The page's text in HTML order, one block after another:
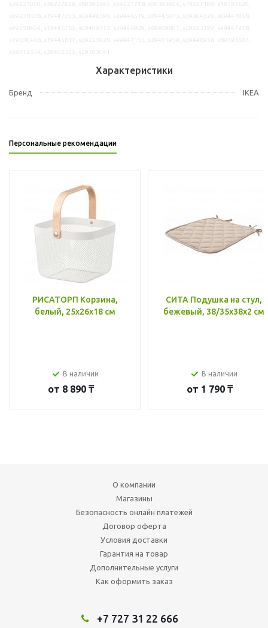
Характеристики
Бренд IKEA
Персональные рекомендации
РИСАТОРП Корзина,
белый, 25x26x18 см
В наличии
от 8 890 ₸
СИТА Подушка на стул,
бежевый, 38/35x38x2 см
В наличии
от 1 790 ₸
О компании
Магазины
Безопасность онлайн платежей
Договор оферта
Условия доставки
Гарантия на товар
Дополнительные услуги
Как оформить заказ
+7 727 31 22 666